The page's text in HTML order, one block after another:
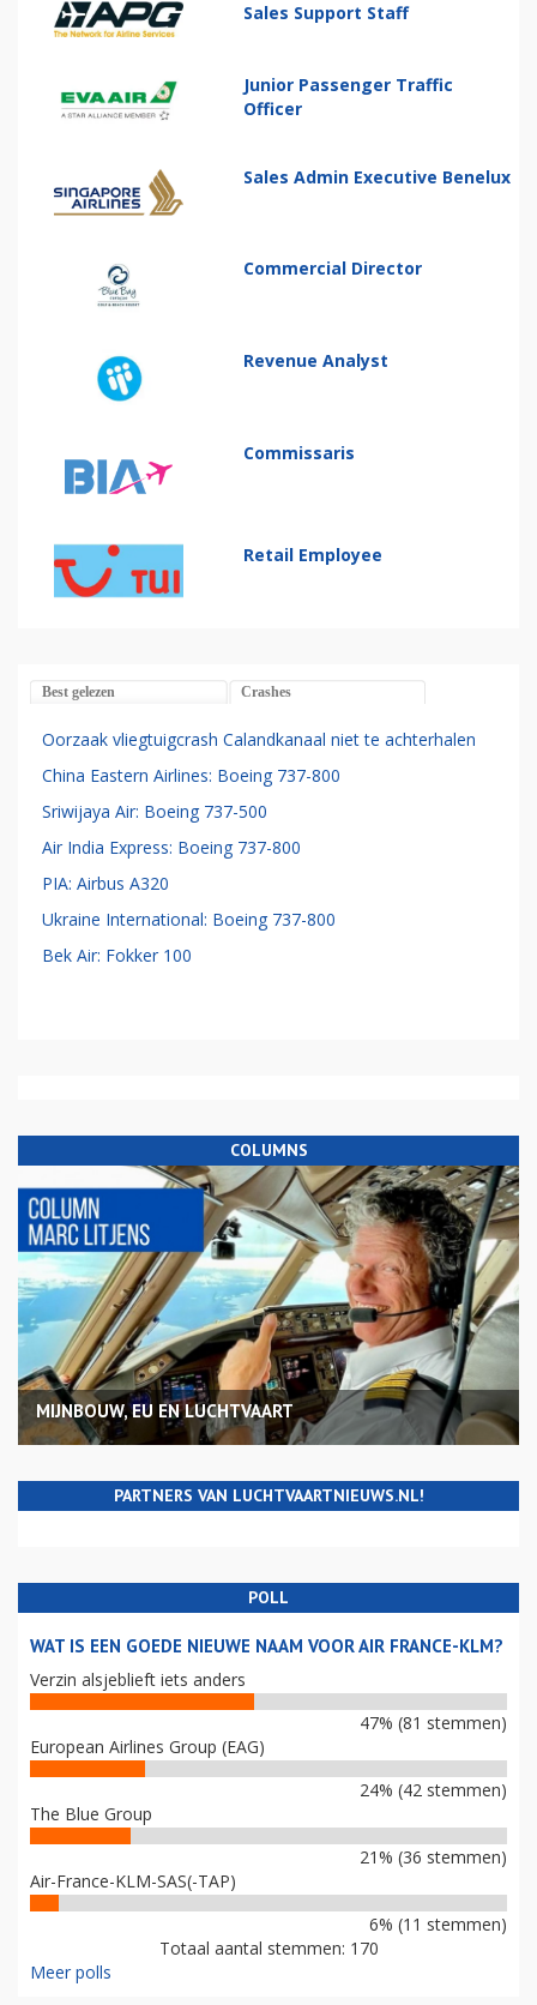
Sales Support Staff
Junior Passenger Traffic
Officer
Sales Admin Executive Benelux
Commercial Director
Revenue Analyst
Commissaris
Retail Employee
Best gelezen Crashes
Oorzaak vliegtuigcrash Calandkanaal niet te achterhalen
China Eastern Airlines: Boeing 737-800
Sriwijaya Air: Boeing 737-500
Air India Express: Boeing 737-800
PIA: Airbus A320
Ukraine International: Boeing 737-800
Bek Air: Fokker 100
COLUMNS
MIJNBOUW, EU EN LUCHTVAART
PARTNERS VAN LUCHTVAARTNIEUWS.NL!
POLL
WAT IS EEN GOEDE NIEUWE NAAM VOOR AIR FRANCE-KLM?
Verzin alsjeblieft iets anders
47% (81 stemmen)
European Airlines Group (EAG)
24% (42 stemmen)
The Blue Group
21% (36 stemmen)
Air-France-KLM-SAS(-TAP)
6% (11 stemmen)
Totaal aantal stemmen: 170
Meer polls